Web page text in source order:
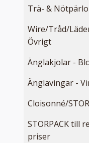
Trä- &
Wire/Tråd/
Övrigt
Änglakjolar -
Änglavingar -
Cloisonné/
STORPACK till
priser